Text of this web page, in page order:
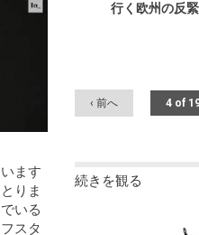
ます
りま
いる
スタ
行く欧州の反
‹ 前へ 4 of
続きを観る